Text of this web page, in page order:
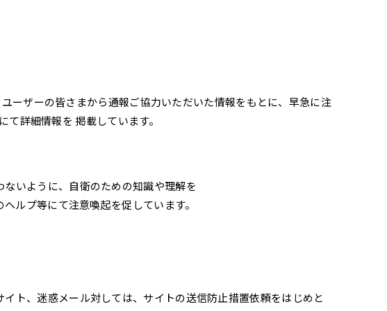
ーザーの皆さまから通報ご協力いただいた情報をもとに、早急に注
にて詳細情報を 掲載しています。
いように、自衛のための知識や理解を
ルプ等にて注意喚起を促しています。
ト、迷惑メール対しては、サイトの送信防止措置依頼をはじめと